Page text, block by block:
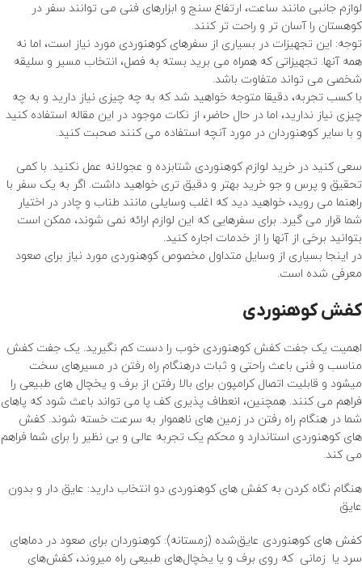
لوازم جانبی مانند ساعت، ارتفاع سنج و ابزارهای فنی می توانند سفر در
کوهستان را آسان تر و راحت تر کنند.
توجه: این تجهیزات در بسیاری از سفرهای کوهنوردی مورد نیاز است، اما نه
همه آنها. تجهیزاتی که همراه می برید بسته به فصل، انتخاب مسیر و سلیقه
شخصی می تواند متفاوت باشد.
با کسب تجربه، دقیقا متوجه خواهید شد که به چه چیزی نیاز دارید و به چه
چیزی نیاز ندارید، اما در حال حاضر، از نکات موجود در این مقاله استفاده کنید
و با سایر کوهنوردان در مورد آنچه استفاده می کنند صحبت کنید.
سعی کنید در خرید لوازم کوهنوردی شتابزده و عجولانه عمل نکنید. با کمی
تحقیق و پرس و جو خرید بهتر و دقیق تری خواهید داشت. اگر به یک سفر با
راهنما می روید، خواهید دید که اغلب وسایلی مانند طناب و چادر در اختیار
شما قرار می گیرد. برای سفرهایی که این لوازم ارائه نمی شوند، ممکن است
بتوانید برخی از آنها را از خدمات اجاره کنید.
در اینجا بسیاری از وسایل متداول مخصوص کوهنوردی مورد نیاز برای صعود
معرفی شده است.
کفش کوهنوردی
اهمیت یک جفت کفش کوهنوردی خوب را دست کم نگیرید. یک جفت کفش
مناسب و فنی باعث راحتی و ثبات درهنگام راه رفتن در مسیرهای سخت
میشود و قابلیت اتصال کرامپون برای بالا رفتن از برف و یخچال های طبیعی را
فراهم می کنند. همچنین، انعطاف پذیری کف پا می تواند باعث شود که پاهای
شما در هنگام راه رفتن در زمین های ناهموار به سرعت خسته شوند. کفش
های کوهنوردی استاندارد و محکم یک تجربه عالی و بی نظیر را برای شما فراهم
می کند.
هنگام نگاه کردن به کفش های کوهنوردی دو انتخاب دارید: عایق دار و بدون
عایق
کفش ‌های کوهنوردی عایق‌شده (زمستانه): کوهنوردان برای صعود در دماهای
سرد یا زمانی که روی برف و یا یخچال‌های طبیعی راه میروند، کفش‌های